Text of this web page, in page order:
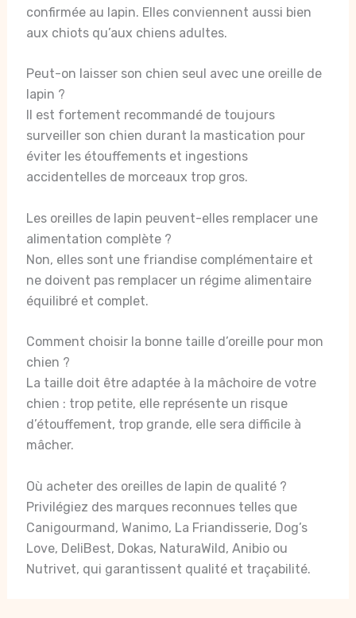
confirmée au lapin. Elles conviennent aussi bien
aux chiots qu’aux chiens adultes.
Peut-on laisser son chien seul avec une oreille de
lapin ?
Il est fortement recommandé de toujours
surveiller son chien durant la mastication pour
éviter les étouffements et ingestions
accidentelles de morceaux trop gros.
Les oreilles de lapin peuvent-elles remplacer une
alimentation complète ?
Non, elles sont une friandise complémentaire et
ne doivent pas remplacer un régime alimentaire
équilibré et complet.
Comment choisir la bonne taille d’oreille pour mon
chien ?
La taille doit être adaptée à la mâchoire de votre
chien : trop petite, elle représente un risque
d’étouffement, trop grande, elle sera difficile à
mâcher.
Où acheter des oreilles de lapin de qualité ?
Privilégiez des marques reconnues telles que
Canigourmand, Wanimo, La Friandisserie, Dog’s
Love, DeliBest, Dokas, NaturaWild, Anibio ou
Nutrivet, qui garantissent qualité et traçabilité.